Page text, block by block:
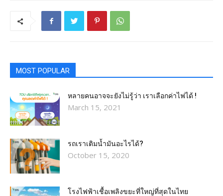
MOST POPULAR
หลายคนอาจจะยังไม่รู้ว่า เราเลือกค่าไฟได้ !
March 15, 2021
รถเราเติมน้ำมันอะไรได้?​
October 15, 2020
โรงไฟฟ้าเชื้อเพลิงขยะที่ใหญ่ที่สุดในไทย